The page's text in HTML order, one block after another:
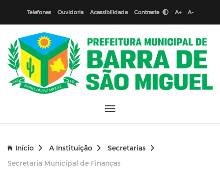
Telefones Ouvidoria Acessibilidade Contraste A+ A-
Início A Instituição
Secretarias
Secretaria Municipal de Finanças